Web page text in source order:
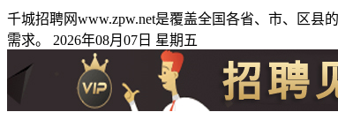
千城招聘网www.zpw.net是覆盖全国各省、市、区
需求。 2026年08月07日 星期五